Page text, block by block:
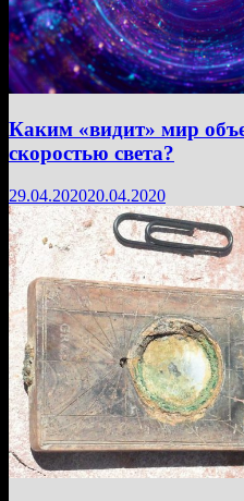
Каким «видит» мир
скоростью света?
29.04.202020.04.2020